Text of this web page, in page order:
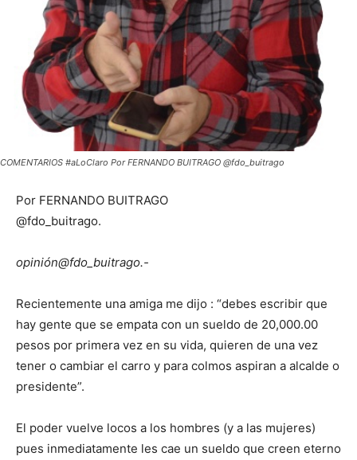
COMENTARIOS #aLoClaro Por FERNANDO BUITRAGO @fdo_buitrago
Por FERNANDO BUITRAGO
@fdo_buitrago.
opinión@fdo_buitrago.-
Recientemente una amiga me dijo : “debes escribir que
hay gente que se empata con un sueldo de 20,000.00
pesos por primera vez en su vida, quieren de una vez
tener o cambiar el carro y para colmos aspiran a alcalde o
presidente”.
El poder vuelve locos a los hombres (y a las mujeres)
pues inmediatamente les cae un sueldo que creen eterno